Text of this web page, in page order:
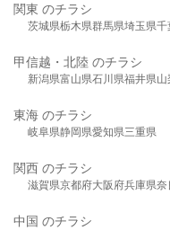
関東 のチラシ
茨城県栃木県群馬県埼玉県千
甲信越・北陸 のチラシ
新潟県富山県石川県福井県山
東海 のチラシ
岐阜県静岡県愛知県三重県
関西 のチラシ
滋賀県京都府大阪府兵庫県奈
中国 のチラシ